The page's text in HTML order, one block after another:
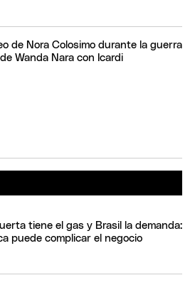
de Nora Colosimo durante la guerra
Wanda Nara con Icardi
tiene el gas y Brasil la demanda:
puede complicar el negocio